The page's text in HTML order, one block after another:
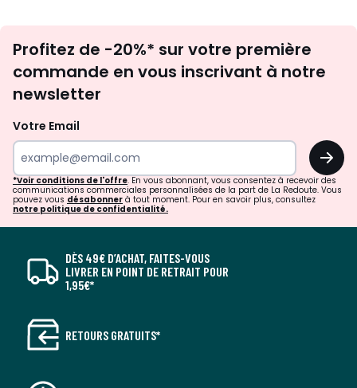
newsletter
Profitez de -20%* sur votre première
commande en vous inscrivant à notre
newsletter
Votre Email
OK
*Voir conditions de l'offre. En vous abonnant, vous consentez à recevoir des
communications commerciales personnalisées de la part de La Redoute. Vous
pouvez vous désabonner à tout moment. Pour en savoir plus, consultez
notre politique de confidentialité.
DÈS 49€ D’ACHAT, FAITES-VOUS
LIVRER EN POINT DE RETRAIT POUR
1,95€*
RETOURS GRATUITS*